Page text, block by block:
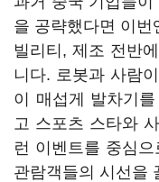
을 공략했다면 이
빌리티, 제조 전반
니다. 로봇과 사람
이 매섭게 발차기
고 스포츠 스타와
런 이벤트를 중심
관람객들의 시선을